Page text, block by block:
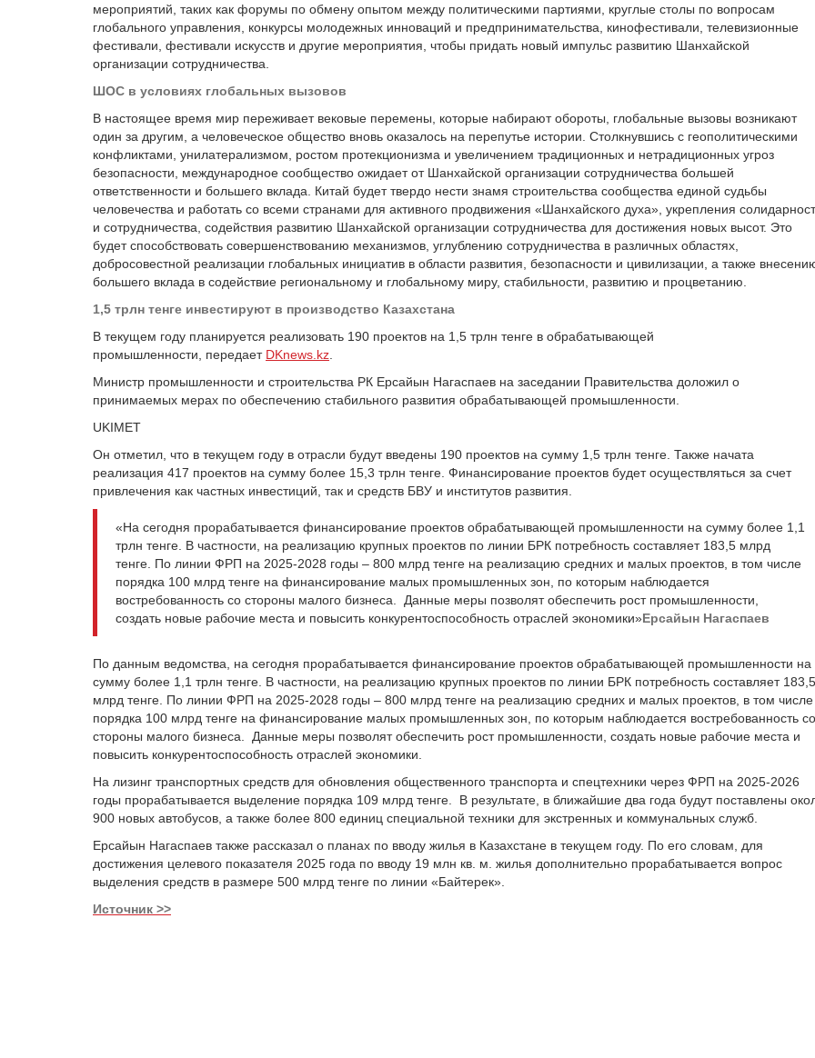
мероприятий, таких как форумы по обмену опытом между политическими партиями, круглые столы по вопросам
глобального управления, конкурсы молодежных инноваций и предпринимательства, кинофестивали, телевизионные
фестивали, фестивали искусств и другие мероприятия, чтобы придать новый импульс развитию Шанхайской
организации сотрудничества.
ШОС в условиях глобальных вызовов
В настоящее время мир переживает вековые перемены, которые набирают обороты, глобальные вызовы возникают
один за другим, а человеческое общество вновь оказалось на перепутье истории. Столкнувшись с геополитическими
конфликтами, унилатерализмом, ростом протекционизма и увеличением традиционных и нетрадиционных угроз
безопасности, международное сообщество ожидает от Шанхайской организации сотрудничества большей
ответственности и большего вклада. Китай будет твердо нести знамя строительства сообщества единой судьбы
человечества и работать со всеми странами для активного продвижения «Шанхайского духа», укрепления
и сотрудничества, содействия развитию Шанхайской организации сотрудничества для достижения новых высот. Это
будет способствовать совершенствованию механизмов, углублению сотрудничества в различных областях,
добросовестной реализации глобальных инициатив в области развития, безопасности и цивилизации, а также
большего вклада в содействие региональному и глобальному миру, стабильности, развитию и процветанию.
1,5 трлн тенге инвестируют в производство Казахстана
В текущем году планируется реализовать 190 проектов на 1,5 трлн тенге в обрабатывающей
промышленности, передает DKnews.kz
Министр промышленности и строительства РК Ерсайын Нагаспаев на заседании Правительства доложил о
принимаемых мерах по обеспечению стабильного развития обрабатывающей промышленности.
UKIMET
Он отметил, что в текущем году в отрасли будут введены 190 проектов на сумму 1,5 трлн тенге. Также начата
реализация 417 проектов на сумму более 15,3 трлн тенге. Финансирование проектов будет осуществляться за счет
привлечения как частных инвестиций, так и средств БВУ и институтов развития.
«На сегодня прорабатывается финансирование проектов обрабатывающей промышленности на сумму более 1,1
трлн тенге. В частности, на реализацию крупных проектов по линии БРК потребность составляет 183,5 млрд
тенге. По линии ФРП на 2025-2028 годы – 800 млрд тенге на реализацию средних и малых проектов, в том числе
порядка 100 млрд тенге на финансирование малых промышленных зон, по которым наблюдается
востребованность со стороны малого бизнеса. Данные меры позволят обеспечить рост промышленности,
создать новые рабочие места и повысить конкурентоспособность отраслей экономики»Ерсайын Нагаспаев
По данным ведомства, на сегодня прорабатывается финансирование проектов обрабатывающей промышленности на
сумму более 1,1 трлн тенге. В частности, на реализацию крупных проектов по линии БРК потребность составляет 183,5
млрд тенге. По линии ФРП на 2025-2028 годы – 800 млрд тенге на реализацию средних и малых проектов, в том числе
порядка 100 млрд тенге на финансирование малых промышленных зон, по которым наблюдается востребованность со
стороны малого бизнеса. Данные меры позволят обеспечить рост промышленности, создать новые рабочие места и
повысить конкурентоспособность отраслей экономики.
На лизинг транспортных средств для обновления общественного транспорта и спецтехники через ФРП на 2025-2026
годы прорабатывается выделение порядка 109 млрд тенге. В результате, в ближайшие два года будут поставлены
900 новых автобусов, а также более 800 единиц специальной техники для экстренных и коммунальных служб.
Ерсайын Нагаспаев также рассказал о планах по вводу жилья в Казахстане в текущем году. По его словам, для
достижения целевого показателя 2025 года по вводу 19 млн кв. м. жилья дополнительно прорабатывается вопрос
выделения средств в размере 500 млрд тенге по линии «Байтерек».
Источник >>